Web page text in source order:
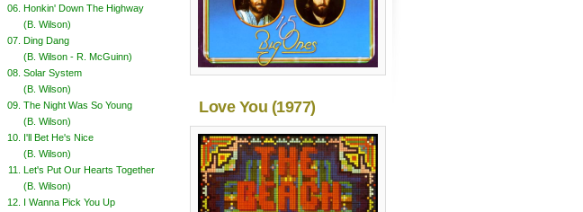
Honkin' Down The Highway
(B. Wilson)
Ding Dang
(B. Wilson - R. McGuinn)
Solar System
(B. Wilson)
The Night Was So Young
(B. Wilson)
I'll Bet He's Nice
(B. Wilson)
Let's Put Our Hearts Together
(B. Wilson)
I Wanna Pick You Up
Love You (1977)